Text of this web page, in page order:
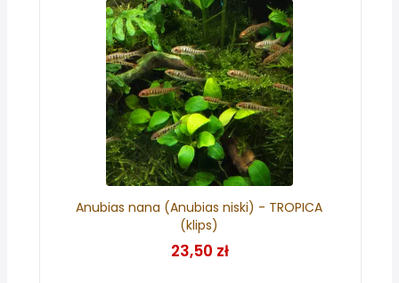
Anubias nana (Anubias niski) - TROPICA
(klips)
23,50 zł